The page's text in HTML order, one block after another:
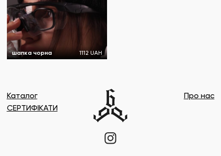
шапка чорна 1112 UAH
Каталог
СЕРТИФІКАТИ
Про нас